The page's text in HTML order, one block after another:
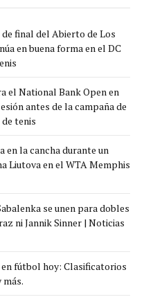
final del Abierto de Los
en buena forma en el DC
el National Bank Open en
antes de la campaña de
tenis
en la cancha durante un
Liutova en el WTA Memphis
se unen para dobles
ni Jannik Sinner | Noticias
fútbol hoy: Clasificatorios
más.